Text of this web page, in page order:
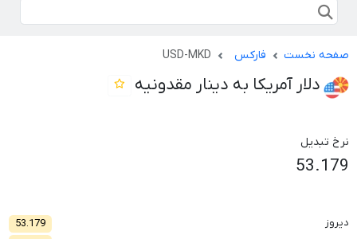
صفحه نخست فارکس USD-MKD
دلار آمریکا به دینار مقدونیه
نرخ تبدیل
53.179
دیروز
53.179